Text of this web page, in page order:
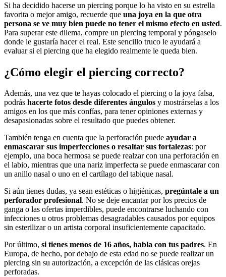
Si ha decidido hacerse un piercing porque lo ha visto en su estrella
favorita o mejor amigo, recuerde que una joya en la que otra
persona se ve muy bien puede no tener el mismo efecto en usted.
Para superar este dilema, compre un piercing temporal y póngaselo
donde le gustaría hacer el real. Este sencillo truco le ayudará a
evaluar si el piercing que ha elegido realmente le queda bien.
¿Cómo elegir el piercing correcto?
Además, una vez que te hayas colocado el piercing o la joya falsa,
podrás hacerte fotos desde diferentes ángulos y mostrárselas a los
amigos en los que más confías, para tener opiniones externas y
desapasionadas sobre el resultado que puedes obtener.
También tenga en cuenta que la perforación puede ayudar a
enmascarar sus imperfecciones o resaltar sus fortalezas: por
ejemplo, una boca hermosa se puede realzar con una perforación en
el labio, mientras que una nariz imperfecta se puede enmascarar con
un anillo nasal o uno en el cartílago del tabique nasal.
Si aún tienes dudas, ya sean estéticas o higiénicas, pregúntale a un
perforador profesional. No se deje encantar por los precios de
ganga o las ofertas imperdibles, puede encontrarse luchando con
infecciones u otros problemas desagradables causados ​​por equipos
sin esterilizar o un artista corporal insuficientemente capacitado.
Por último, si tienes menos de 16 años, habla con tus padres. En
Europa, de hecho, por debajo de esta edad no se puede realizar un
piercing sin su autorización, a excepción de las clásicas orejas
perforadas.